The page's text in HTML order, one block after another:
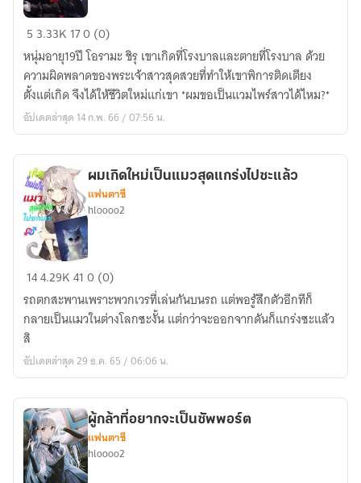
เกิด
ใหม่
ชาติ
นี้
ขอ
เที่ยว
แวมไพร์
นี้
แหละ(จบ)
5 3.33K 170 (0)
หนุ่มอายุ19ปี โอรามะ ชิรุ เขาเกิดที่โรงบาลและตายที่โรงบาล ด้วย
ความผิดพลาดของพระเจ้าสาวสุดสวยที่ทำให้เขาพิการติดเตียง
ตั้งแต่เกิด จึงได้ให้ชีวิตใหม่แก่เขา *ผมขอเป็นแวมไพร์สาวได้ไหม?*
อัปเดตล่าสุด 14 ก.พ. 66 / 07:56 น.
ผม
ใหม่
เป็น
แมว
สุด
ไป
ซะ
แล้ว
ผมเกิดใหม่เป็นแมวสุดแกร่งไปซะแล้ว
แฟนตาซี
hloooo2
144.29K410 (0)
รถตกสะพานเพราะพวกเวรที่เล่นกันบนรถ แต่พอรู้สึกตัวอีกทีก็
กลายเป็นแมวในต่างโลกซะงั้น แต่กว่าจะออกจากดันก็แกร่งซะแล้ว
สิ
อัปเดตล่าสุด 29 ธ.ค. 65 / 06:06 น.
ผู้กล้าที่อยากจะเป็นซัพพอร์ต
แฟนตาซี
hloooo2